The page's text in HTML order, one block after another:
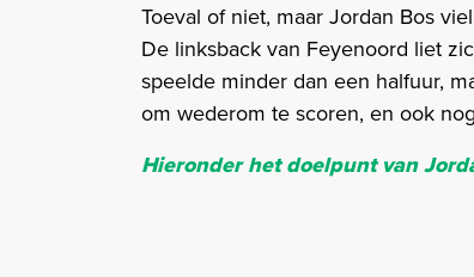
Toeval of niet, maar Jordan Bos
De linksback van Feyenoord liet
speelde minder dan een halfuur,
om wederom te scoren, en ook
Hieronder het doelpunt van